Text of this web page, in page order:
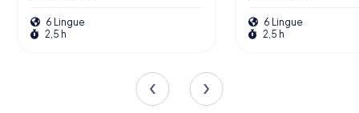
6 Lingue
2,5 h
6 Lingue
2,5 h